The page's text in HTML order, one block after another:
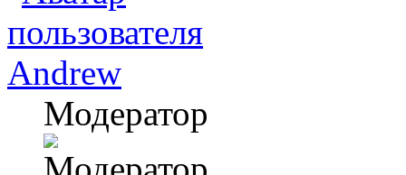
Andrew
Модератор